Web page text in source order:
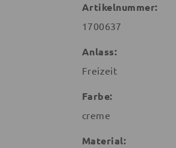
Artikelnummer:
1700637
Anlass:
Freizeit
Farbe:
creme
Material: